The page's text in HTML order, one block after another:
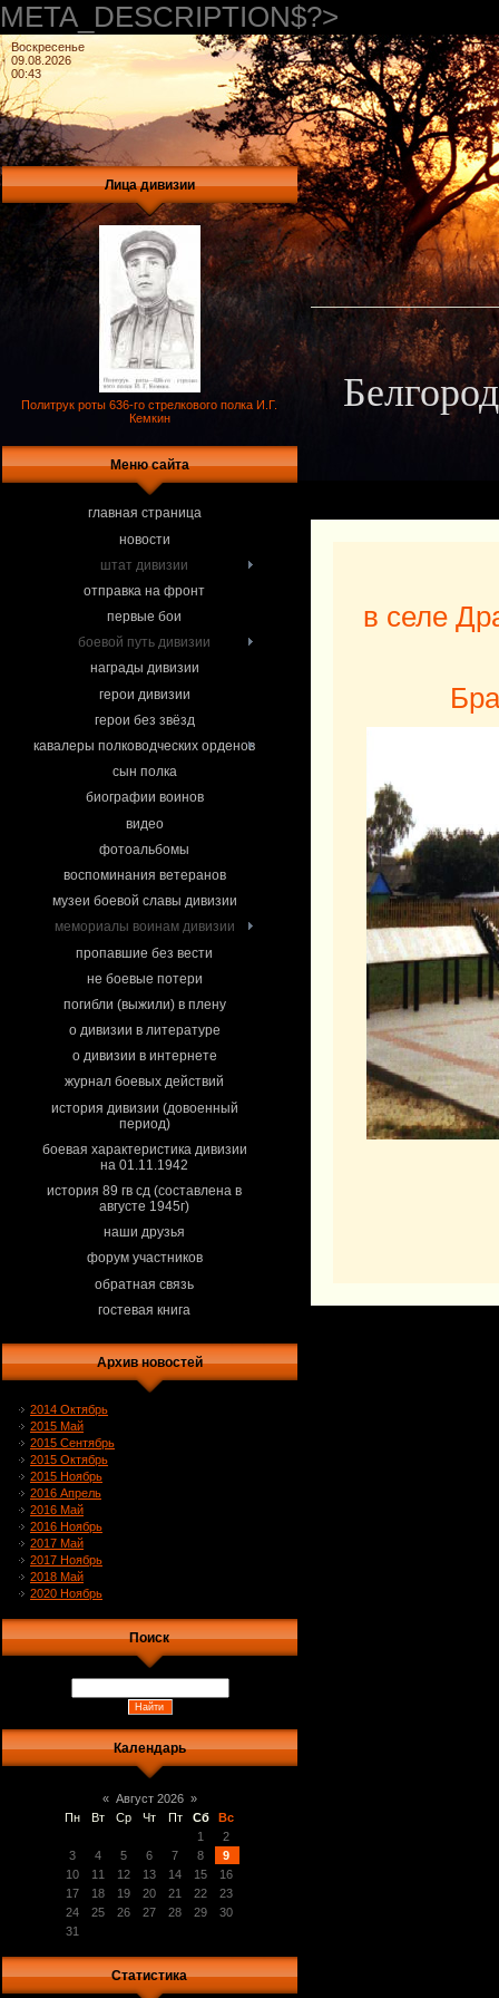
META_DESCRIPTION$?>
Воскресенье
09.08.2026
00:43
Лица дивизии
Политрук роты 636-го стрелкового полка И.Г.
Кемкин
Меню сайта
главная страница
новости
штат дивизии
отправка на фронт
первые бои
боевой путь дивизии
награды дивизии
герои дивизии
герои без звёзд
кавалеры полководческих орденов
сын полка
биографии воинов
видео
фотоальбомы
воспоминания ветеранов
музеи боевой славы дивизии
мемориалы воинам дивизии
пропавшие без вести
не боевые потери
погибли (выжили) в плену
о дивизии в литературе
о дивизии в интернете
журнал боевых действий
история дивизии (довоенный
период)
боевая характеристика дивизии
на 01.11.1942
история 89 гв сд (составлена в
августе 1945г)
наши друзья
форум участников
обратная связь
гостевая книга
Архив новостей
2014 Октябрь
2015 Май
2015 Сентябрь
2015 Октябрь
2015 Ноябрь
2016 Апрель
2016 Май
2016 Ноябрь
2017 Май
2017 Ноябрь
2018 Май
2020 Ноябрь
Поиск
Календарь
« Август 2026 »
Пн
Вт Ср Чт Пт Сб
Вс
1
2
3
4 5 6 7 8
9
10
11 12 13 14 15
16
17
18 19 20 21 22
23
24
25 26 27 28 29
30
31
Статистика
в селе